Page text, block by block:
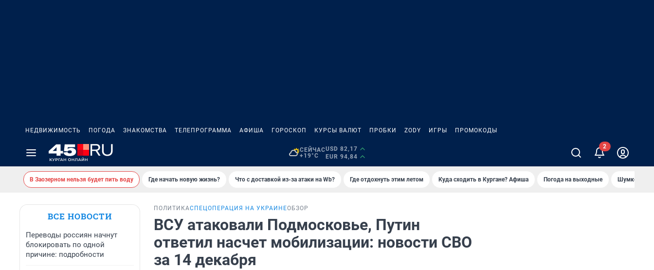
НЕДВИЖИМОСТЬ ПОГОДА ЗНАКОМСТВА ТЕЛЕПРОГРАММА АФИША ГОРОСКОП КУРСЫ ВАЛЮТ ПРОБКИ ZODY ИГРЫ ПРОМОКОДЫ
СЕЙЧАС
+19°C
USD 82,17
EUR 94,84
В Заозерном нельзя будет пить воду Где начать новую жизнь? Что с доставкой из-за атаки на Wb? Где отдохнуть этим летом Куда сходить в Кургане? Афиша Погода на выходные Шумков в
ВСЕ НОВОСТИ
Переводы россиян начнут
блокировать по одной
причине: подробности
ПОЛИТИКАСПЕЦОПЕРАЦИЯ НА УКРАИНЕОБЗОР
ВСУ атаковали Подмосковье, Путин
ответил насчет мобилизации: новости СВО
за 14 декабря